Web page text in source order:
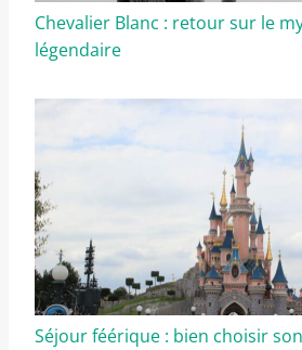
Chevalier Blanc : retour sur le
légendaire
Séjour féérique : bien choisir